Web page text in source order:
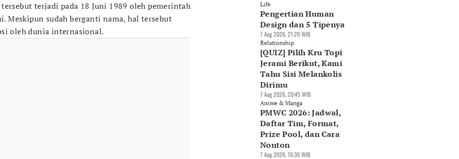
terjadi pada 18 Juni 1989 oleh pemerintah
Meskipun sudah berganti nama, hal tersebut
oleh dunia internasional.
Life
Pengertian Human
Design dan 5 Tipenya
7 Aug 2026, 21:20 WIB
Relationship
[QUIZ] Pilih Kru Topi
Jerami Berikut, Kami
Tahu Sisi Melankolis
Dirimu
7 Aug 2026, 20:45 WIB
Anime & Manga
PMWC 2026: Jadwal,
Daftar Tim, Format,
Prize Pool, dan Cara
Nonton
7 Aug 2026, 16:36 WIB